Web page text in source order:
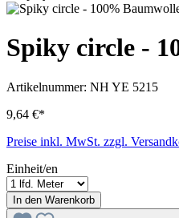
Spiky circle -
Artikelnummer: NH YE 5215
9,64 €*
Preise inkl. MwSt. zzgl.
Einheit/en
In den Warenkorb